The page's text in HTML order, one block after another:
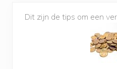
Dit zijn de tips om een